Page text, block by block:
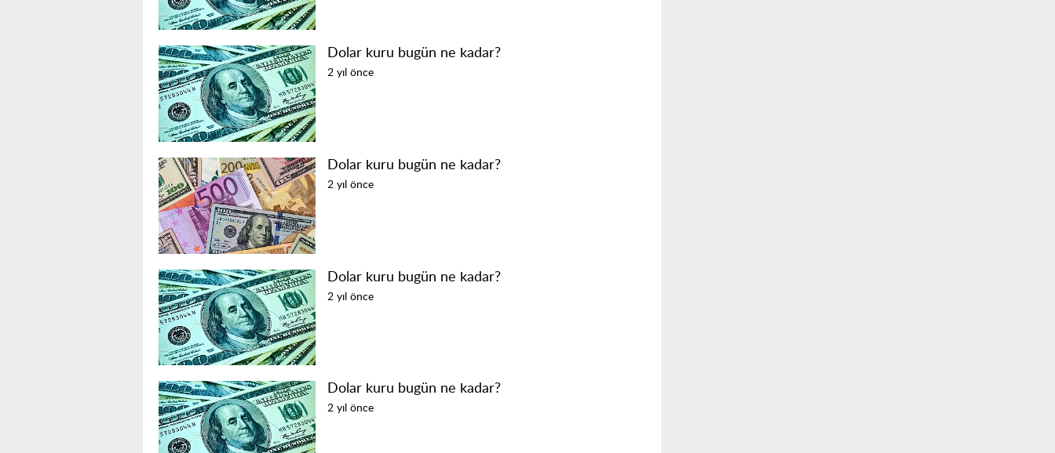
Dolar kuru bugün ne kadar?
2 yıl önce
Dolar kuru bugün ne kadar?
2 yıl önce
Dolar kuru bugün ne kadar?
2 yıl önce
Dolar kuru bugün ne kadar?
2 yıl önce